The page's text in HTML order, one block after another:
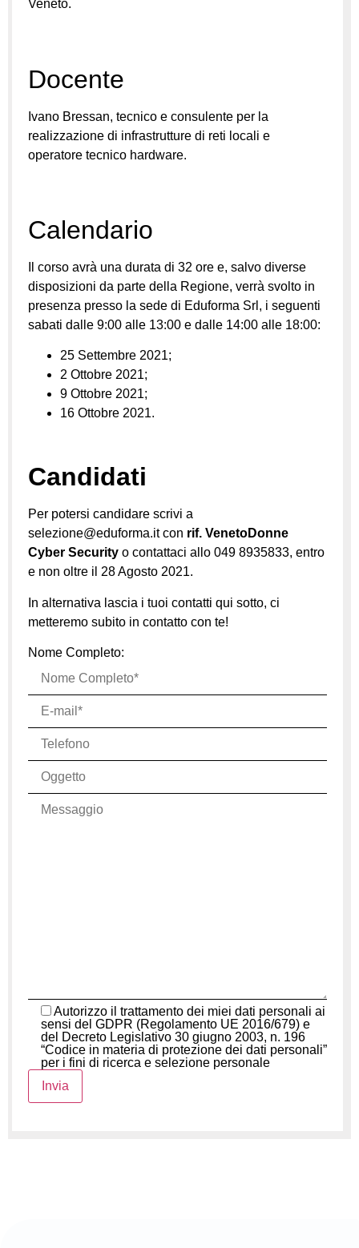
Veneto.
Docente
Ivano Bressan, tecnico e consulente per la
realizzazione di infrastrutture di reti locali e
operatore tecnico hardware.
Calendario
Il corso avrà una durata di 32 ore e, salvo diverse
disposizioni da parte della Regione, verrà svolto in
presenza presso la sede di Eduforma Srl, i seguenti
sabati dalle 9:00 alle 13:00 e dalle 14:00 alle 18:00:
25 Settembre 2021;
2 Ottobre 2021;
9 Ottobre 2021;
16 Ottobre 2021.
Candidati
Per potersi candidare scrivi a
selezione@eduforma.it con rif. VenetoDonne
Cyber Security o contattaci allo 049 8935833, entro
e non oltre il 28 Agosto 2021.
In alternativa lascia i tuoi contatti qui sotto, ci
metteremo subito in contatto con te!
Nome Completo:
Autorizzo il trattamento dei miei dati personali ai
sensi del GDPR (Regolamento UE 2016/679) e
del Decreto Legislativo 30 giugno 2003, n. 196
“Codice in materia di protezione dei dati personali”
per i fini di ricerca e selezione personale